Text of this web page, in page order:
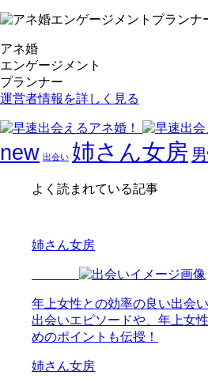
アネ婚
エンゲージメント
プランナー
運営者情報を詳しく見る
new 出会い 姉さん女房
よく読まれている記事
姉さん女房
年上女性との効率の良い出会
出会いエピソードや、年上女
めのポイントも伝授！
姉さん女房